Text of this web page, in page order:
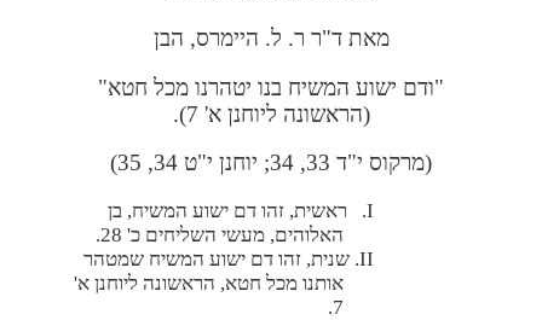
מאת ד"ר ר. ל. היימרס, הבן
"ודם ישוע המשיח בנו יטהרנו מכל חטא"
(הראשונה ליוחנן א' 7).
(מרקוס י"ד 33, 34; יוחנן י"ט 34, 35)
I. ראשית, זהו דם ישוע המשיח, בן
האלוהים, מעשי השליחים כ' 28.
II. שנית, זהו דם ישוע המשיח שמטהר
אותנו מכל חטא, הראשונה ליוחנן א'
7.